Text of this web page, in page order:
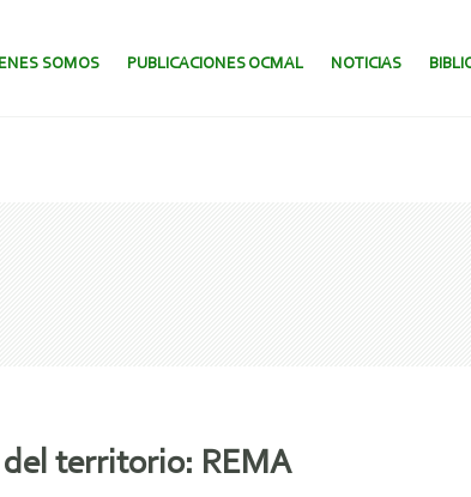
SOMOS PUBLICACIONES OCMAL NOTICIAS
del territorio: REMA